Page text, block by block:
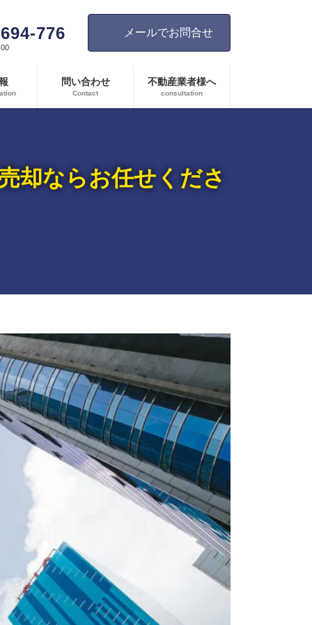
776 メールでお問合せ
問い合わせ
Contact
不動産業者様へ
consultation
却ならお任せくださ